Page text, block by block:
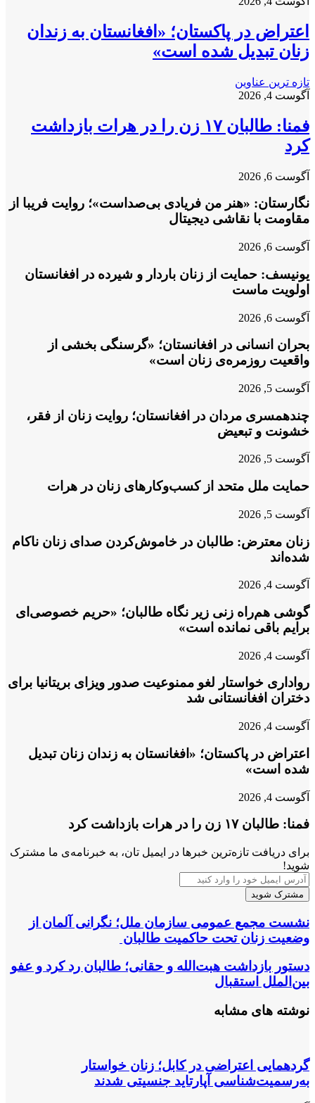
اعتراض در پاکستان؛ «افغانستان به زندان
زنان تبدیل شده است»
تازه ترین عناوین
آگوست 4, 2026
فمنا: طالبان ۱۷ زن را در هرات بازداشت
کرد
آگوست 6, 2026
نگارستان: «هنر من فریادی بی‌صداست»؛ روایت فریبا از
مقاومت با نقاشی دیجیتال
آگوست 6, 2026
یونیسف: حمایت از زنان باردار و شیرده در افغانستان
اولویت ماست
آگوست 6, 2026
بحران انسانی در افغانستان؛ «گرسنگی بخشی از
واقعیت روزمره‌ی زنان است»
آگوست 5, 2026
چندهمسری مردان در افغانستان؛ روایت زنان از فقر،
خشونت و تبعیض
آگوست 5, 2026
حمایت ملل متحد از کسب‌وکارهای زنان در هرات
آگوست 5, 2026
زنان معترض: طالبان در خاموش‌کردن صدای زنان ناکام
شده‌اند
آگوست 4, 2026
گوشی هم‌راه زنی زیر نگاه طالبان؛ «حریم خصوصی‌ای
برایم باقی نمانده است»
آگوست 4, 2026
رواداری خواستار لغو ممنوعیت صدور ویزای بریتانیا برای
دختران افغانستانی شد
آگوست 4, 2026
اعتراض در پاکستان؛ «افغانستان به زندان زنان تبدیل
شده است»
آگوست 4, 2026
فمنا: طالبان ۱۷ زن را در هرات بازداشت کرد
برای دریافت تازه‌ترین خبرها در ایمیل تان، به خبرنامه‌ی ما مشترک
شوید!
آدرس
ایمیل
خود
را
وارد
کنید
نشست
مجمع
عمومی
سازمان
ملل؛
نگرانی
از
تحت
حاکمیت
طالبان
نشست مجمع عمومی سازمان ملل؛ نگرانی آلمان از
وضعیت زنان تحت حاکمیت طالبان
دستور
بازداشت
هبت‌الله
و
حقانی؛
کرد
و
عفو
بین‌الملل
دستور بازداشت هبت‌الله و حقانی؛ طالبان رد کرد و عفو
بین‌الملل استقبال
نوشته های مشابه
گردهمایی اعتراضی در کابل؛ زنان خواستار
به‌رسمیت‌شناسی آپارتاید جنسیتی شدند